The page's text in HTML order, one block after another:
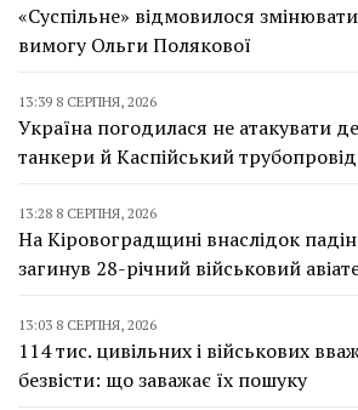
«Суспільне» відмовилося
вимогу Ольги Полякової
13:39 8 СЕРПНЯ, 2026
Україна погодилася не атакувати
танкери й Каспійський
13:28 8 СЕРПНЯ, 2026
На Кіровоградщині внаслідок
загинув 28-річний військовий
13:03 8 СЕРПНЯ, 2026
114 тис. цивільних і військових
безвісти: що заважає їх пошуку